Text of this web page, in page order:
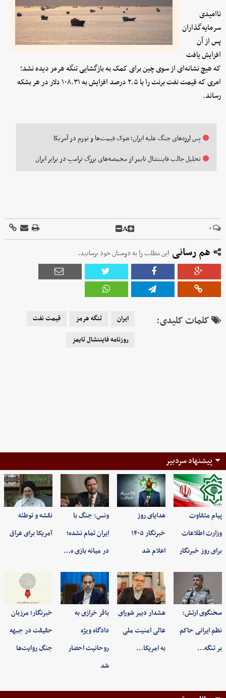
ناامیدی
سرمایه‌گذاران
پس از آن
افزایش یافت
که هیچ نشانه‌ای از سوی چین برای کمک به بازگشایی تنگه هرمز دیده نشد؛
امری که قیمت نفت برنت را با ۲.۵ درصد افزایش به ۱۰۸.۳۱ دلار در هر بشکه
رساند.
پس لرزه‌های جنگ علیه ایران؛ شوک قیمت‌ها و تورم در آمریکا
تحلیل جالب فایننشال تایمز از مخمصه‌های بزرگ ترامپ در برابر ایران
۰ A
هم رسانی این مطلب را به دوستان خود برسانید.
کلمات کلیدی: ایران تنگه هرمز
قیمت نفت
روزنامه فایننشال تایمز
پیشنهاد سردبیر
پیام متفاوت
وزارت اطلاعات
برای روز خبرنگار
هدایای روز
خبرنگار ۱۴۰۵
اعلام شد
ونس: جنگ با
ایران تمام نشده؛
در میانه بازی ه…
نقشه و توطئه
آمریکا برای عراق
سخنگوی ارتش:
نظم ایرانی حاکم
بر تنگه…
هشدار دبیر شورای
عالی امنیت ملی
به امریکا…
باقر خرازی به
دادگاه ویژه
روحانیت احضار
شد
خبرنگار؛ مرزبان
حقیقت در جبهه
جنگ روایت‌ها